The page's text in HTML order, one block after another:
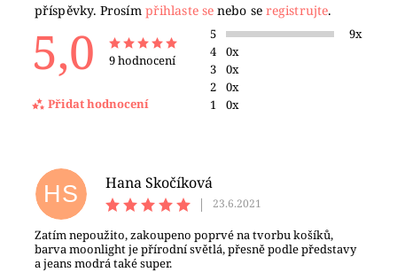
příspěvky. Prosím přihlaste se nebo se registrujte.
5,0 9 hodnocení
Přidat hodnocení
5
9x
4
0x
3
0x
2
0x
1
0x
HS
Hana Skočíková
|
23.6.2021
Zatím nepoužito, zakoupeno poprvé na tvorbu košíků,
barva moonlight je přírodní světlá, přesně podle představy
a jeans modrá také super.